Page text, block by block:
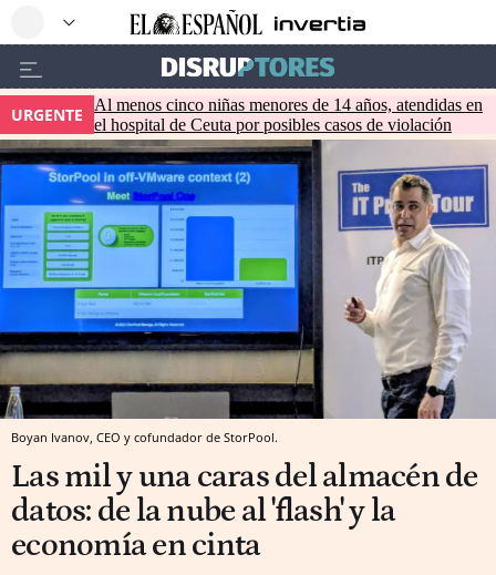
URGENTE
Al menos cinco niñas menores de 14 años, atendidas en
el hospital de Ceuta por posibles casos de violación
Boyan Ivanov, CEO y cofundador de StorPool.
Las mil y una caras del almacén de
datos: de la nube al 'flash' y la
economía en cinta